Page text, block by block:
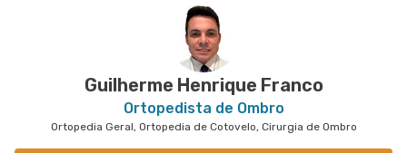
Shls nr. 716 Lote 6 Conj. G Subsolo - Asa Sul,
Shln nr. 516 Conj. D Subsolo - Asa Norte, Brasilia -
Guilherme Henrique Franco
Ortopedista de Ombro
Ortopedia Geral, Ortopedia de Cotovelo, Cirurgia de Ombro